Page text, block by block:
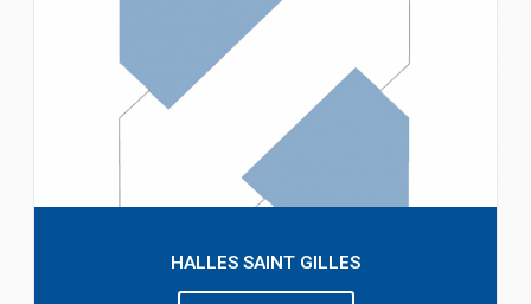
HALLES SAINT GILLES